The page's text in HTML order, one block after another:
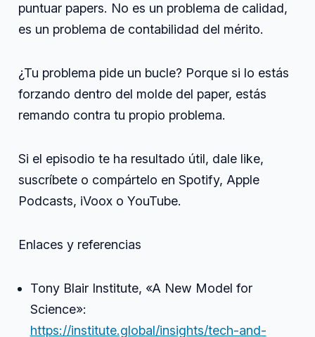
puntuar papers. No es un problema de calidad,
es un problema de contabilidad del mérito.
¿Tu problema pide un bucle? Porque si lo estás
forzando dentro del molde del paper, estás
remando contra tu propio problema.
Si el episodio te ha resultado útil, dale like,
suscríbete o compártelo en Spotify, Apple
Podcasts, iVoox o YouTube.
Enlaces y referencias
Tony Blair Institute, «A New Model for
Science»:
https://institute.global/insights/tech-and-